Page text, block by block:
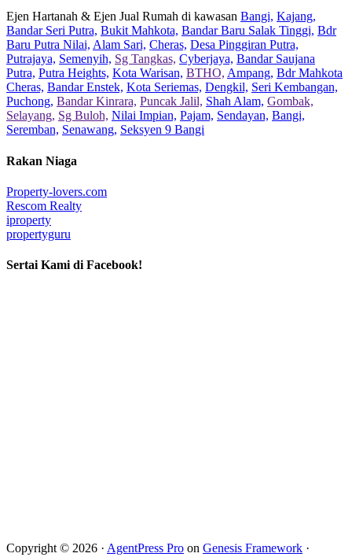
Ejen Hartanah & Ejen Jual Rumah di kawasan Bangi, Kajang,
Bandar Seri Putra, Bukit Mahkota, Bandar Baru Salak Tinggi, Bdr
Baru Putra Nilai, Alam Sari, Cheras, Desa Pinggiran Putra,
Putrajaya, Semenyih, Sg Tangkas, Cyberjaya, Bandar Saujana
Putra, Putra Heights, Kota Warisan, BTHO, Ampang, Bdr Mahkota
Cheras, Bandar Enstek, Kota Seriemas, Dengkil, Seri Kembangan,
Puchong, Bandar Kinrara, Puncak Jalil, Shah Alam, Gombak,
Selayang, Sg Buloh, Nilai Impian, Pajam, Sendayan, Bangi,
Seremban, Senawang, Seksyen 9 Bangi
Rakan Niaga
Property-lovers.com
Rescom Realty
iproperty
propertyguru
Sertai Kami di Facebook!
Copyright © 2026 · AgentPress Pro on Genesis Framework ·